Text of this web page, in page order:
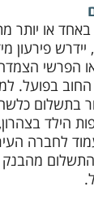
או יותר
יידרש פירעון
הפרשי
בפועל.
בתשלום
הילד
לחברה
התשלום